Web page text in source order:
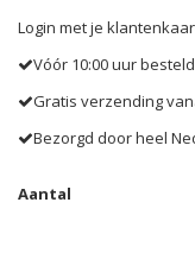
Login met je
Vóór 10:00 uur
Gratis verzending
Bezorgd door heel
Aantal